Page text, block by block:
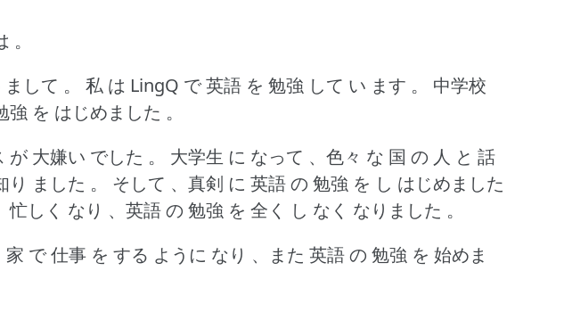
して 。 私 は LingQ で 英語 を 勉強 して い ます 。
中学校
を はじめました 。
大嫌い でした 。
大学生 に なって 、色々 な 国 の 人 と 話
ました 。
そして 、真剣 に 英語 の 勉強 を し はじめました
しく なり 、英語 の 勉強 を 全く し なく なりました 。
で 仕事 を する ように なり 、また 英語 の 勉強 を 始めま